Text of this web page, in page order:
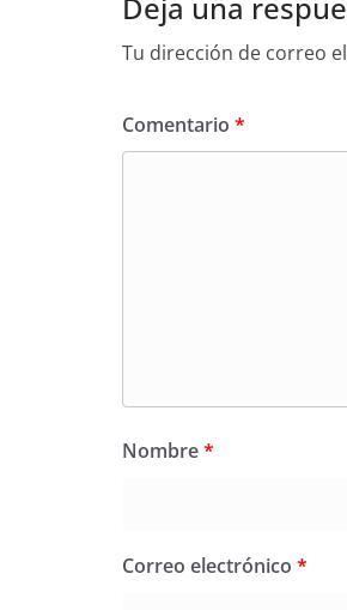
Tu dirección de correo
Comentario *
Nombre*
Correo electrónico *